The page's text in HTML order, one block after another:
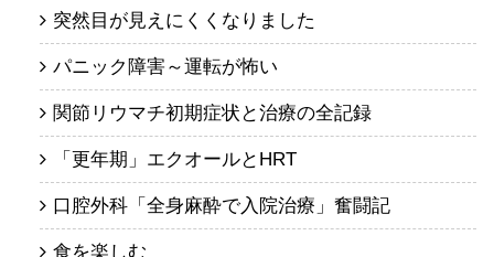
突然目が見えにくくなりました
パニック障害～運転が怖い
関節リウマチ初期症状と治療の全記録
「更年期」エクオールとHRT
口腔外科「全身麻酔で入院治療」奮闘記
食を楽しむ